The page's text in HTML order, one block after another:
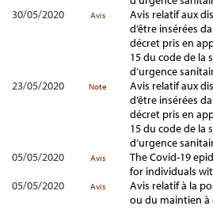
30/05/2020
Avis
Avis relatif aux
d’être insérées
décret pris en
15 du code de la
d’urgence
23/05/2020
Note
Avis relatif aux
d’être insérées
décret pris en
15 du code de la
d’urgence
05/05/2020
Avis
The Covid-19
for individuals
05/05/2020
Avis
Avis relatif à la
ou du maintien à